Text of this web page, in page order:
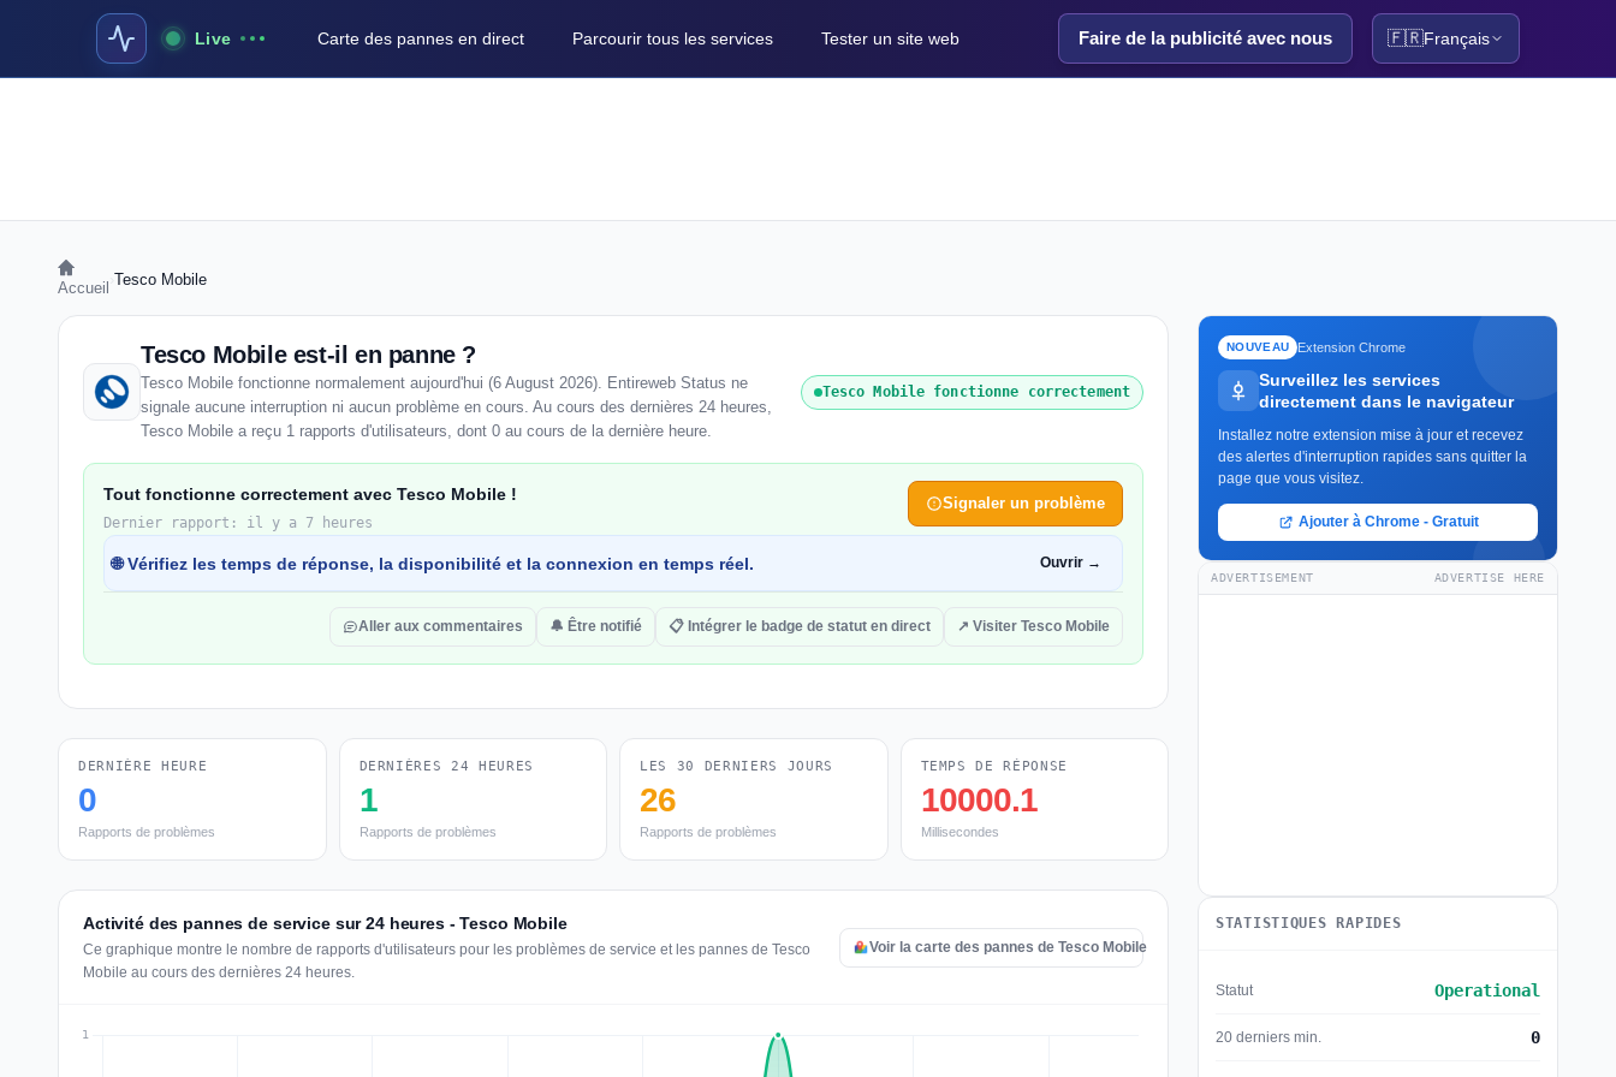
Live Carte des pannes en direct Parcourir tous les services Tester un site web Faire de la publicité avec nous 🇫🇷Français
Accueil Tesco Mobile
Tesco Mobile est-il en panne ?
Tesco Mobile fonctionne normalement aujourd'hui (6 August 2026). Entireweb Status ne
signale aucune interruption ni aucun problème en cours. Au cours des dernières 24 heures,
Tesco Mobile a reçu 1 rapports d'utilisateurs, dont 0 au cours de la dernière heure.
Tesco Mobile fonctionne correctement
Tout fonctionne correctement avec Tesco Mobile !
Dernier rapport: il y a 7 heures
Signaler un problème
🌐 Vérifiez les temps de réponse, la disponibilité et la connexion en temps réel. Ouvrir →
Aller aux commentaires 🔔 Être notifié 📋 Intégrer le badge de statut en direct ↗ Visiter Tesco Mobile
DERNIÈRE HEURE
0
Rapports de problèmes
DERNIÈRES 24 HEURES
1
Rapports de problèmes
LES 30 DERNIERS JOURS
26
Rapports de problèmes
TEMPS DE RÉPONSE
10000.1
Millisecondes
Activité des pannes de service sur 24 heures - Tesco Mobile
Ce graphique montre le nombre de rapports d'utilisateurs pour les problèmes de service et les pannes de Tesco
Mobile au cours des dernières 24 heures.
Voir la carte des pannes de Tesco Mobile
NOUVEAU Extension Chrome
Surveillez les services
directement dans le navigateur
Installez notre extension mise à jour et recevez
des alertes d'interruption rapides sans quitter la
page que vous visitez.
Ajouter à Chrome - Gratuit
ADVERTISEMENT ADVERTISE HERE
STATISTIQUES RAPIDES
Statut Operational
20 derniers min. 0